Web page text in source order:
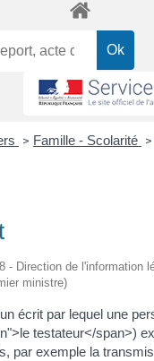
> Famille - Scolarité >
- Direction de l'information
ministre)
écrit par lequel une
testateur</span>)
par exemple la